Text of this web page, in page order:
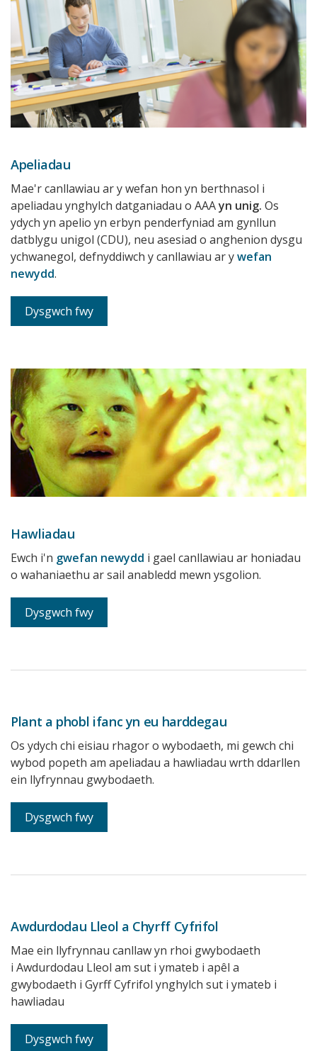
Apeliadau
Mae'r canllawiau ar y wefan hon yn berthnasol i
apeliadau ynghylch datganiadau o AAAyn unig. Os
ydych yn apelio yn erbyn penderfyniad am gynllun
datblygu unigol (CDU), neu asesiad o anghenion dysgu
ychwanegol, defnyddiwch y canllawiau ar ywefan
newydd.
Dysgwch fwy
Hawliadau
Ewch i'n gwefan newydd i gael canllawiau ar honiadau
o wahaniaethu ar sail anabledd mewn ysgolion.
Dysgwch fwy
Plant a phobl ifanc yn eu harddegau
Os ydych chi eisiau rhagor o wybodaeth, mi gewch chi
wybod popeth am apeliadau a hawliadau wrth ddarllen
ein llyfrynnau gwybodaeth.
Dysgwch fwy
Awdurdodau Lleol a Chyrff Cyfrifol
Mae ein llyfrynnau canllaw yn rhoi gwybodaeth
i Awdurdodau Lleol am sut i ymateb i apêl a
gwybodaeth i Gyrff Cyfrifol ynghylch sut i ymateb i
hawliadau
Dysgwch fwy